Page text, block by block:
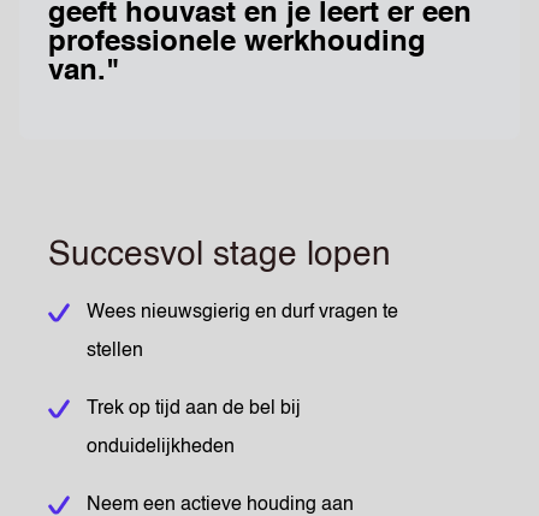
geeft houvast en je leert er een
professionele werkhouding
van."
Succesvol stage lopen
Wees nieuwsgierig en durf vragen te
stellen
Trek op tijd aan de bel bij
onduidelijkheden
Neem een actieve houding aan